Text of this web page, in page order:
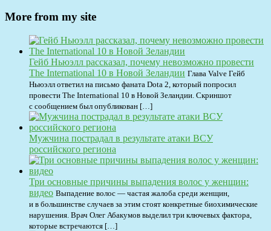
More from my site
Гейб Ньюэлл рассказал, почему невозможно провести
The International 10 в Новой Зеландии Глава Valve Гейб
Ньюэлл ответил на письмо фаната Dota 2, который попросил
провести The International 10 в Новой Зеландии. Скриншот
с сообщением был опубликован […]
Мужчина пострадал в результате атаки ВСУ
российского региона
Три основные причины выпадения волос у женщин:
видео Выпадение волос — частая жалоба среди женщин,
и в большинстве случаев за этим стоят конкретные биохимические
нарушения. Врач Олег Абакумов выделил три ключевых фактора,
которые встречаются […]